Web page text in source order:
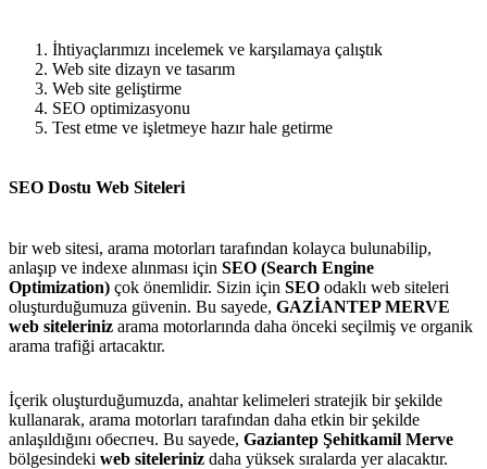
İhtiyaçlarımızı incelemek ve karşılamaya çalıştık
Web site dizayn ve tasarım
Web site geliştirme
SEO optimizasyonu
Test etme ve işletmeye hazır hale getirme
SEO Dostu Web Siteleri
bir web sitesi, arama motorları tarafından kolayca bulunabilip,
anlaşıp ve indexe alınması için SEO (Search Engine
Optimization) çok önemlidir. Sizin için SEO odaklı web siteleri
oluşturduğumuza güvenin. Bu sayede, GAZİANTEP MERVE
web siteleriniz arama motorlarında daha önceki seçilmiş ve organik
arama trafiği artacaktır.
İçerik oluşturduğumuzda, anahtar kelimeleri stratejik bir şekilde
kullanarak, arama motorları tarafından daha etkin bir şekilde
anlaşıldığını обеспеч. Bu sayede, Gaziantep Şehitkamil Merve
bölgesindeki web siteleriniz daha yüksek sıralarda yer alacaktır.